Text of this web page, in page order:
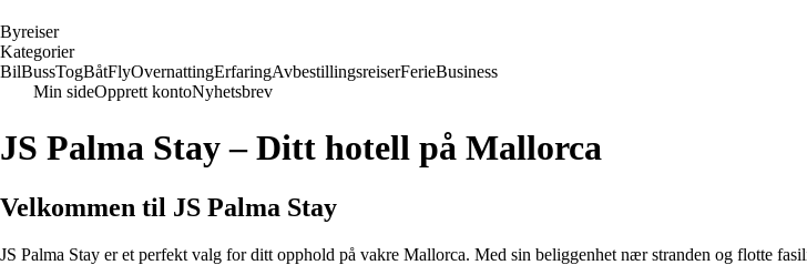
Byreiser
Kategorier
BilBussTogBåtFlyOvernattingErfaringAvbestillingsreiserFerieBusiness
Min sideOpprett kontoNyhetsbrev
JS Palma Stay – Ditt hotell på Mallorca
Velkommen til JS Palma Stay
JS Palma Stay er et perfekt valg for ditt opphold på vakre Mallorca. Med sin beliggenhet nær stranden og flotte